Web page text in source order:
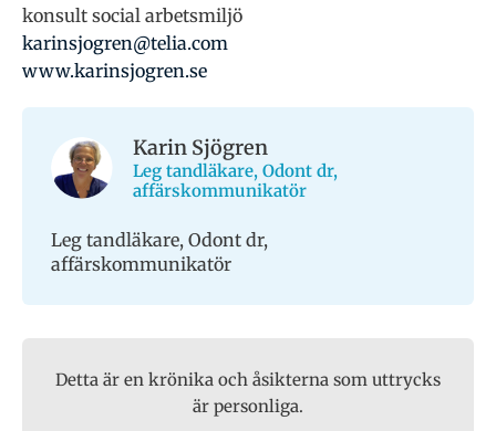
konsult social arbetsmiljö
karinsjogren@telia.com
www.karinsjogren.se
Karin Sjögren
Leg tandläkare, Odont dr,
affärskommunikatör
Leg tandläkare, Odont dr,
affärskommunikatör
Detta är en krönika och åsikterna som uttrycks
är personliga.